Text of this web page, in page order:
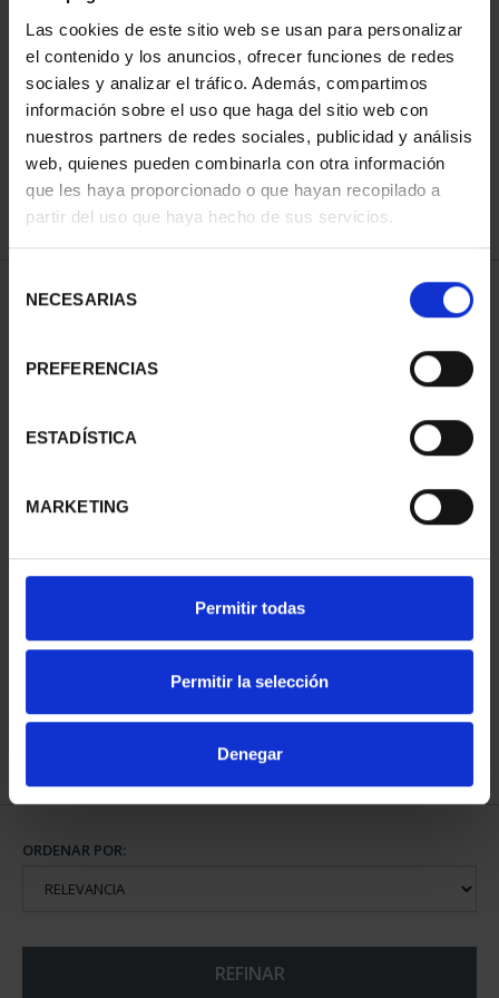
Las cookies de este sitio web se usan para personalizar
el contenido y los anuncios, ofrecer funciones de redes
sociales y analizar el tráfico. Además, compartimos
información sobre el uso que haga del sitio web con
nuestros partners de redes sociales, publicidad y análisis
web, quienes pueden combinarla con otra información
que les haya proporcionado o que hayan recopilado a
partir del uso que haya hecho de sus servicios.
NECESARIAS
PREFERENCIAS
ESTADÍSTICA
MARKETING
Permitir todas
Permitir la selección
Denegar
ORDENAR POR:
REFINAR
1 Productos encontrados
PROVINCIA COLECCION
COMPLET...
ORDENAR POR:
REFINAR